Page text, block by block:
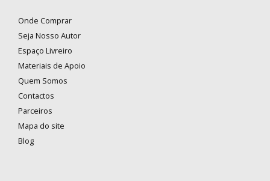
Onde Comprar
Seja Nosso Autor
Espaço Livreiro
Materiais de Apoio
Quem Somos
Contactos
Parceiros
Mapa do site
Blog